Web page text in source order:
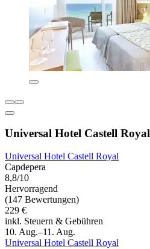
Universal Hotel Castell Royal
Universal Hotel Castell Royal
Capdepera
8,8/10
Hervorragend
(147 Bewertungen)
229 €
inkl. Steuern & Gebühren
10. Aug.–11. Aug.
Universal Hotel Castell Royal